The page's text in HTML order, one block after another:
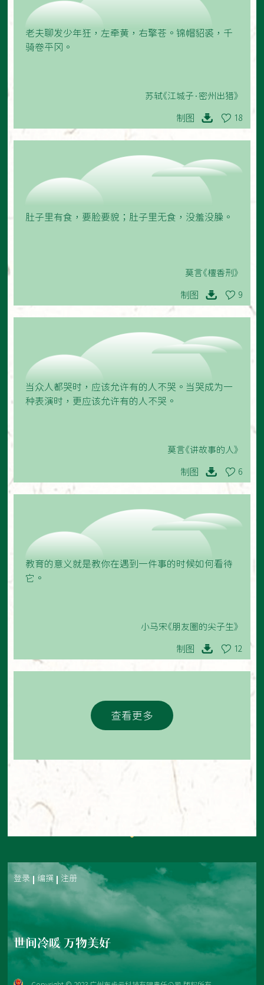
老夫聊发少年狂，左牵黄，右擎苍。锦帽貂裘，千
骑卷平冈。
苏轼《江城子·密州出猎》
制图 18
肚子里有食，要脸要貌；肚子里无食，没羞没臊。
莫言《檀香刑》
制图 9
当众人都哭时，应该允许有的人不哭。当哭成为一
种表演时，更应该允许有的人不哭。
莫言《讲故事的人》
制图 6
教育的意义就是教你在遇到一件事的时候如何看待
它。
小马宋《朋友圈的尖子生》
制图 12
查看更多
登录 编撰 注册
世间冷暖 万物美好